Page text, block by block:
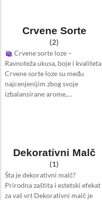
Crvene Sorte
(2)
Crvene sorte loze –
Ravnoteža ukusa, boje i kvaliteta
Crvene sorte loze su među
najcenjenijim zbog svoje
izbalansirane arome,…
Dekorativni Malč
(1)
Šta je dekorativni malč?
Prirodna zaštita i estetski efekat
za vaš vrt Dekorativni malč je